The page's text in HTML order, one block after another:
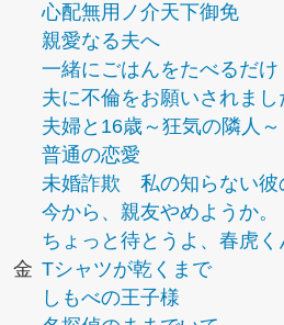
心配無用ノ介天下御免
親愛なる夫へ
一緒にごはんをたべるだけ
夫に不倫をお願いされまし
夫婦と16歳～狂気の隣人～
普通の恋愛
未婚詐欺 私の知らない彼
今から、親友やめようか。
ちょっと待とうよ、春虎く
金 Tシャツが乾くまで
しもべの王子様